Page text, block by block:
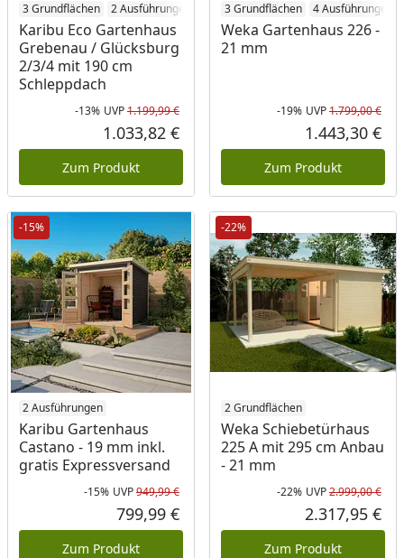
3 Grundflächen 2 Ausführungen
Karibu Eco Gartenhaus
Grebenau / Glücksburg
2/3/4 mit 190 cm
Schleppdach
Rabatt in Prozent
-13%
Ursprünglicher Preis
UVP1.199,99 €
Aktueller Preis
1.033,82 €
Zum Produkt
3 Grundflächen 4 Ausführungen
Weka Gartenhaus 226 -
21 mm
-19% UVP1.799,00 €
1.443,30 €
Zum Produkt
-15%
2 Ausführungen
Karibu Gartenhaus
Castano - 19 mm inkl.
gratis Expressversand
Rabatt in Prozent
-15%
Ursprünglicher Preis
UVP949,99 €
Aktueller Preis
799,99 €
Zum Produkt
-22%
2 Grundflächen
Weka Schiebetürhaus
225 A mit 295 cm Anbau
- 21 mm
-22% UVP2.999,00 €
2.317,95 €
Zum Produkt